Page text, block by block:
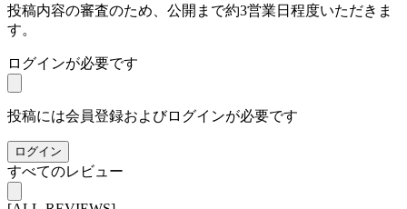
投稿内容の審査のため、公開まで約3営業日程度いただきま
す。
ログインが必要です
投稿には会員登録およびログインが必要です
ログイン
すべてのレビュー